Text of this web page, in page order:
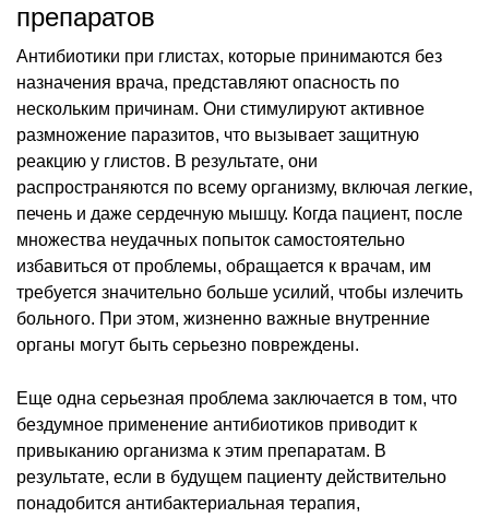
препаратов
Антибиотики при глистах, которые принимаются без
назначения врача, представляют опасность по
нескольким причинам. Они стимулируют активное
размножение паразитов, что вызывает защитную
реакцию у глистов. В результате, они
распространяются по всему организму, включая легкие,
печень и даже сердечную мышцу. Когда пациент, после
множества неудачных попыток самостоятельно
избавиться от проблемы, обращается к врачам, им
требуется значительно больше усилий, чтобы излечить
больного. При этом, жизненно важные внутренние
органы могут быть серьезно повреждены.
Еще одна серьезная проблема заключается в том, что
бездумное применение антибиотиков приводит к
привыканию организма к этим препаратам. В
результате, если в будущем пациенту действительно
понадобится антибактериальная терапия,